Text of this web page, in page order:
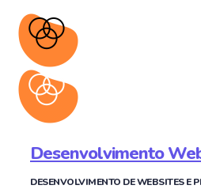
Desenvolvimento
DESENVOLVIMENTO DE WEBSITES E